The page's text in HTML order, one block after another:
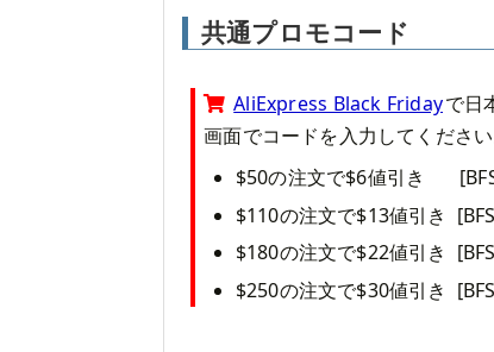
共通プロモコード
AliExpress Black Fridayで日
画面でコードを入力してください
$50の注文で$6値引き
$110の注文で$13値引き
$180の注文で$22値引き
$250の注文で$30値引き